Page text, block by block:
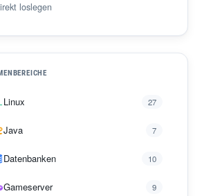
loslegen
Linux 27
Java 7
Datenbanken 10
Gameserver 9